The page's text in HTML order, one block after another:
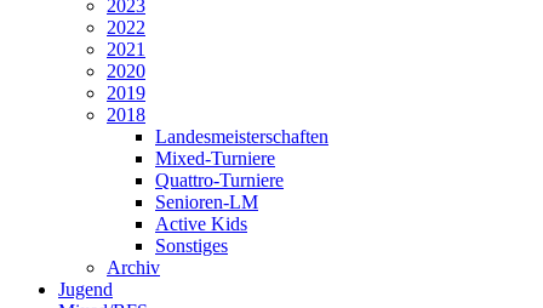
2023
2022
2021
2020
2019
2018
Landesmeisterschaften
Mixed-Turniere
Quattro-Turniere
Senioren-LM
Active Kids
Sonstiges
Archiv
Jugend